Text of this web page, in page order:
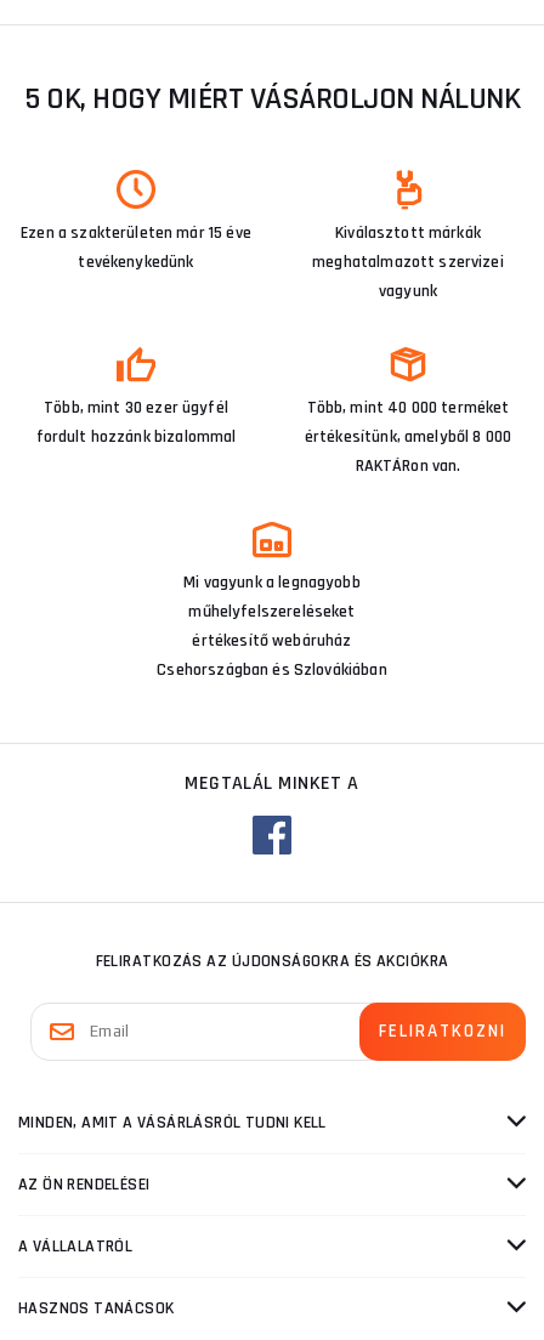
5 OK, HOGY MIÉRT VÁSÁROLJON NÁLUNK
Ezen a szakterületen már 15 éve
tevékenykedünk
Kiválasztott márkák
meghatalmazott szervizei
vagyunk
Több, mint 30 ezer ügyfél
fordult hozzánk bizalommal
Több, mint 40 000 terméket
értékesítünk, amelyből 8 000
RAKTÁRon van.
Mi vagyunk a legnagyobb
műhelyfelszereléseket
értékesítő webáruház
Csehországban és Szlovákiában
MEGTALÁL MINKET A
FELIRATKOZÁS AZ ÚJDONSÁGOKRA ÉS AKCIÓKRA
MINDEN, AMIT A VÁSÁRLÁSRÓL TUDNI KELL
AZ ÖN RENDELÉSEI
A VÁLLALATRÓL
HASZNOS TANÁCSOK